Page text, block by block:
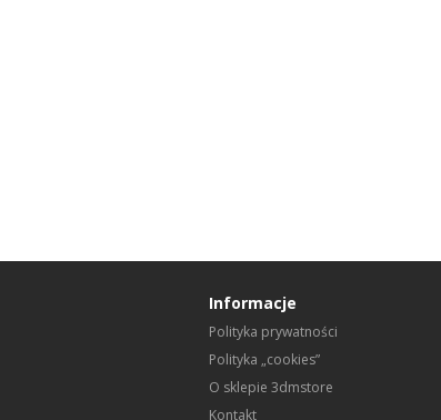
Informacje
Polityka prywatności
Polityka „cookies”
O sklepie 3dmstore
Kontakt